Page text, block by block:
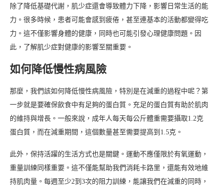
除了降低基礎代謝，肌少症還會導致體力下降，影響日常生活的能
力。很多時候，患者可能會感到疲倦，甚至連基本的活動都變得吃
力。這不僅影響身體的健康，同時也可能引發心理健康問題。因
此，了解肌少症對健康的影響至關重要。
如何降低慢性病風險
那麼，我們該如何降低慢性病風險，特別是在減重的過程中呢？第
一步就是要確保飲食中有足夠的蛋白質。充足的蛋白質有助於肌肉
的維持與增長。一般來說，成年人每天每公斤體重需要攝取1.2克
蛋白質，而在減重期間，這個數量甚至需要提高到1.5克。
此外，保持活躍的生活方式也是關鍵。運動不應僅限於有氧運動，
重量訓練同樣重要。這不僅能幫助我們消耗卡路里，還能有效地維
持肌肉量。每週至少2到3次的阻力訓練，能讓我們在減重的同時，